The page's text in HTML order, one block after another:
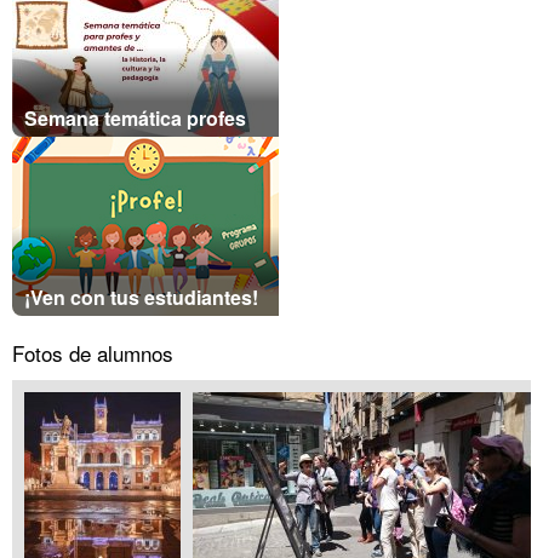
Semana temática profes
¡Ven con tus estudiantes!
Fotos de alumnos